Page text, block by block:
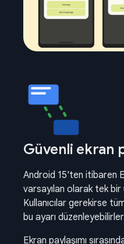
Güvenli ekran
Android 15'ten itibaren
varsayılan olarak tek
Kullanıcılar gerekirse
bu ayarı
Ekran paylaşımı